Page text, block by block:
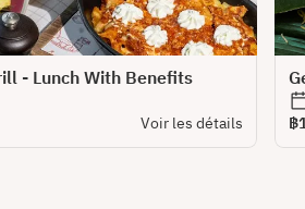
- Lunch With Benefits
Voir les détails
฿